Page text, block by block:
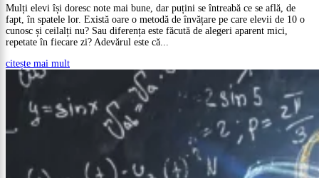
Mulți elevi își doresc note mai bune, dar puțini se întreabă ce se află, de
fapt, în spatele lor. Există oare o metodă de învățare pe care elevii de 10 o
cunosc și ceilalți nu? Sau diferența este făcută de alegeri aparent mici,
repetate în fiecare zi? Adevărul este că...
citește mai mult